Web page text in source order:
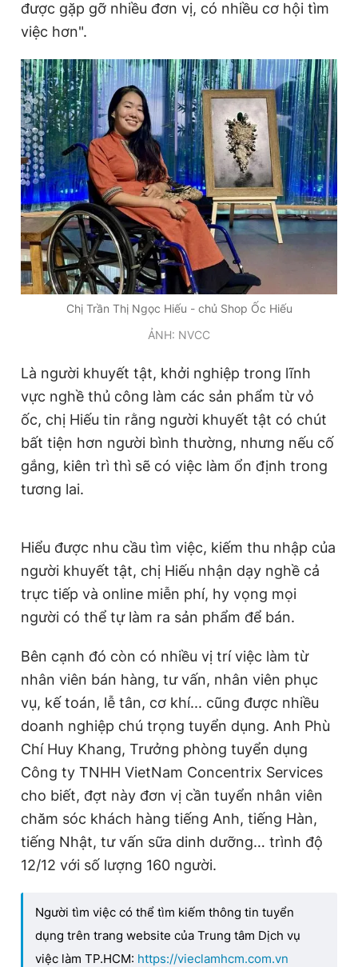
được gặp gỡ nhiều đơn vị, có nhiều cơ hội tìm
việc hơn".
Chị Trần Thị Ngọc Hiếu - chủ Shop Ốc Hiếu
ẢNH: NVCC
Là người khuyết tật, khởi nghiệp trong lĩnh
vực nghề thủ công làm các sản phẩm từ vỏ
ốc, chị Hiếu tin rằng người khuyết tật có chút
bất tiện hơn người bình thường, nhưng nếu cố
gắng, kiên trì thì sẽ có việc làm ổn định trong
tương lai.
Hiểu được nhu cầu tìm việc, kiếm thu nhập của
người khuyết tật, chị Hiếu nhận dạy nghề cả
trực tiếp và online miễn phí, hy vọng mọi
người có thể tự làm ra sản phẩm để bán.
Bên cạnh đó còn có nhiều vị trí việc làm từ
nhân viên bán hàng, tư vấn, nhân viên phục
vụ, kế toán, lễ tân, cơ khí... cũng được nhiều
doanh nghiệp chú trọng tuyển dụng. Anh Phù
Chí Huy Khang, Trưởng phòng tuyển dụng
Công ty TNHH VietNam Concentrix Services
cho biết, đợt này đơn vị cần tuyển nhân viên
chăm sóc khách hàng tiếng Anh, tiếng Hàn,
tiếng Nhật, tư vấn sữa dinh dưỡng… trình độ
12/12 với số lượng 160 người.
Người tìm việc có thể tìm kiếm thông tin tuyển
dụng trên trang website của Trung tâm Dịch vụ
việc làm TP.HCM: https://vieclamhcm.com.vn